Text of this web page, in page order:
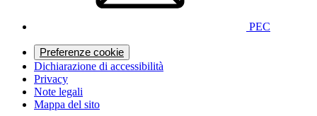
PEC
Preferenze cookie
Dichiarazione di accessibilità
Privacy
Note legali
Mappa del sito